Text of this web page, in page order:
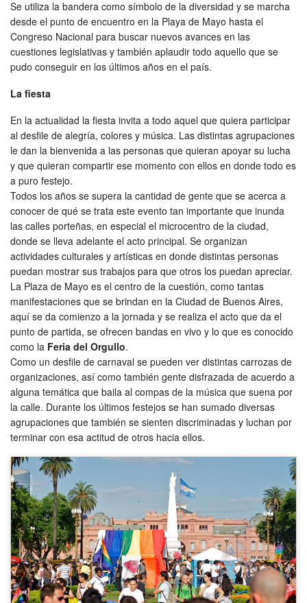
Se utiliza la bandera como símbolo de la diversidad y se marcha
desde el punto de encuentro en la Playa de Mayo hasta el
Congreso Nacional para buscar nuevos avances en las
cuestiones legislativas y también aplaudir todo aquello que se
pudo conseguir en los últimos años en el país.
La fiesta
En la actualidad la fiesta invita a todo aquel que quiera participar
al desfile de alegría, colores y música. Las distintas agrupaciones
le dan la bienvenida a las personas que quieran apoyar su lucha
y que quieran compartir ese momento con ellos en donde todo es
a puro festejo.
Todos los años se supera la cantidad de gente que se acerca a
conocer de qué se trata este evento tan importante que inunda
las calles porteñas, en especial el microcentro de la ciudad,
donde se lleva adelante el acto principal. Se organizan
actividades culturales y artísticas en donde distintas personas
puedan mostrar sus trabajos para que otros los puedan apreciar.
La Plaza de Mayo es el centro de la cuestión, como tantas
manifestaciones que se brindan en la Ciudad de Buenos Aires,
aquí se da comienzo a la jornada y se realiza el acto que da el
punto de partida, se ofrecen bandas en vivo y lo que es conocido
como la Feria del Orgullo.
Como un desfile de carnaval se pueden ver distintas carrozas de
organizaciones, así como también gente disfrazada de acuerdo a
alguna temática que baila al compas de la música que suena por
la calle. Durante los últimos festejos se han sumado diversas
agrupaciones que también se sienten discriminadas y luchan por
terminar con esa actitud de otros hacia ellos.